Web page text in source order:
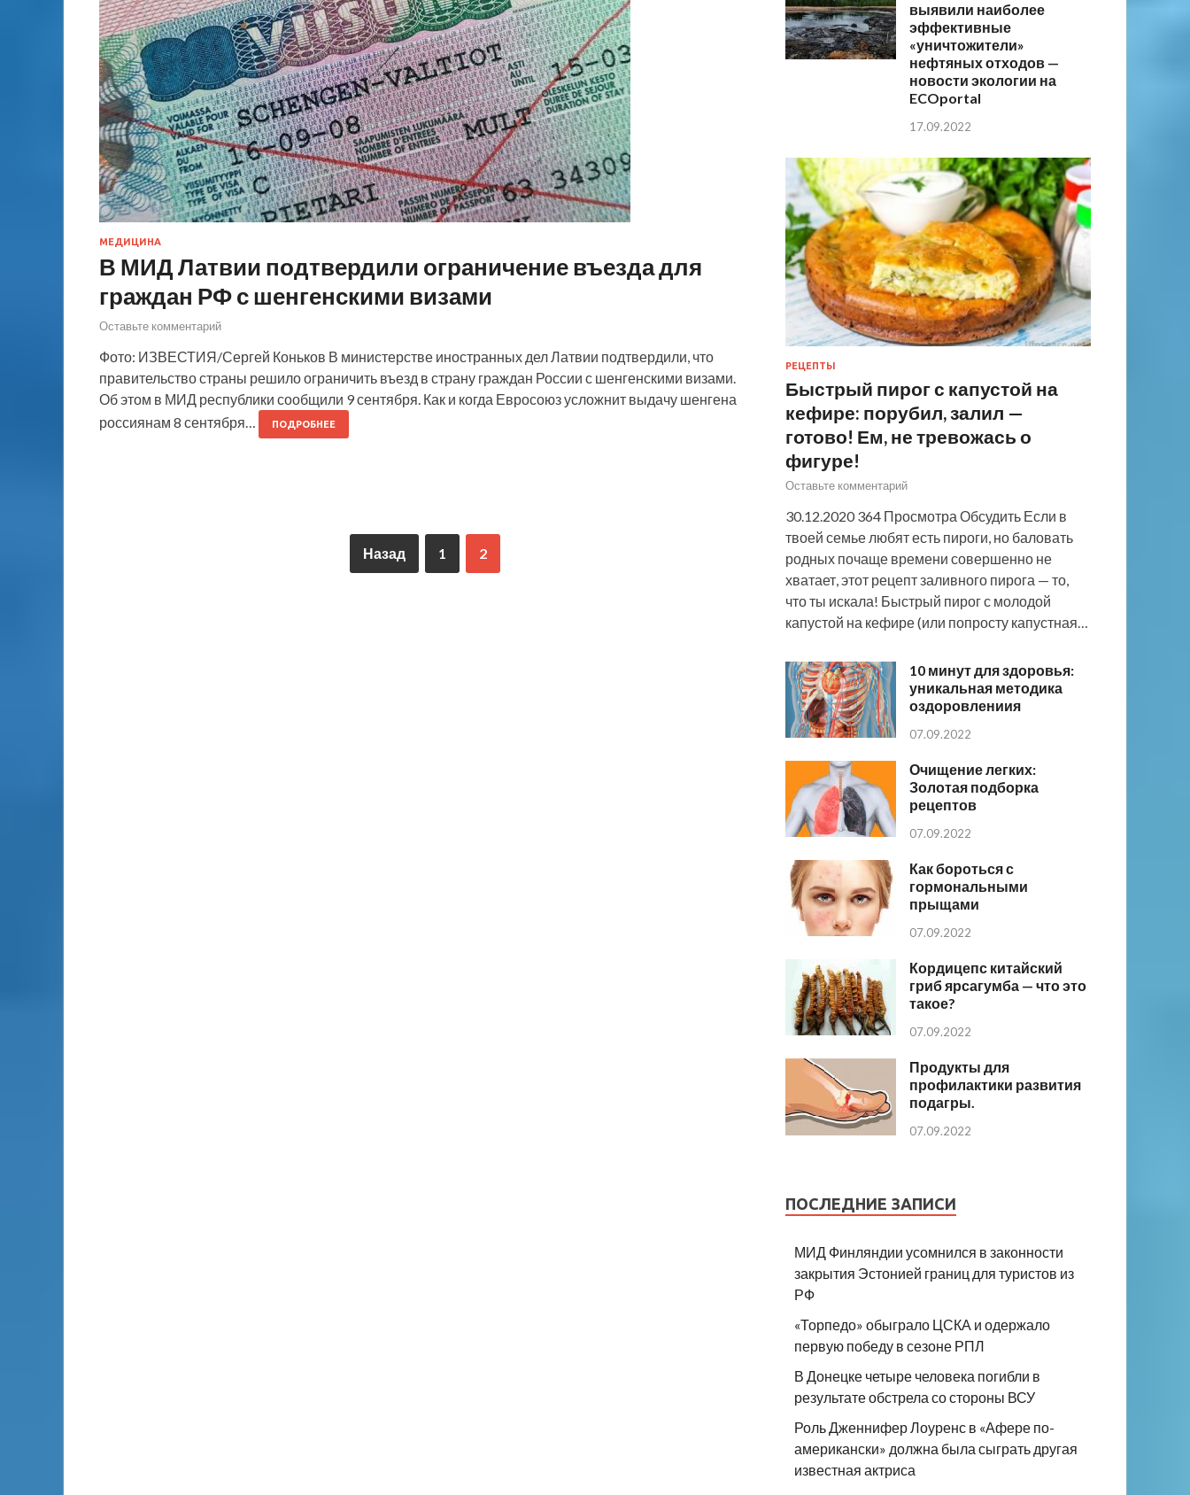
МЕДИЦИНА
В МИД Латвии подтвердили ограничение въезда для
граждан РФ с шенгенскими визами
Оставьте комментарий
Фото: ИЗВЕСТИЯ/Сергей Коньков В министерстве иностранных дел Латвии подтвердили, что
правительство страны решило ограничить въезд в страну граждан России с шенгенскими визами.
Об этом в МИД республики сообщили 9 сентября. Как и когда Евросоюз усложнит выдачу шенгена
россиянам 8 сентября…
ПОДРОБНЕЕ
Назад 1 2
выявили наиболее
эффективные
«уничтожители»
нефтяных отходов —
новости экологии на
ECOportal
17.09.2022
РЕЦЕПТЫ
Быстрый пирог с капустой на
кефире: порубил, залил —
готово! Ем, не тревожась о
фигуре!
Оставьте комментарий
30.12.2020 364 Просмотра Обсудить Если в
твоей семье любят есть пироги, но баловать
родных почаще времени совершенно не
хватает, этот рецепт заливного пирога — то,
что ты искала! Быстрый пирог с молодой
капустой на кефире (или попросту капустная…
10 минут для здоровья:
уникальная методика
оздоровлениия
07.09.2022
Очищение легких:
Золотая подборка
рецептов
07.09.2022
Как бороться с
гормональными
прыщами
07.09.2022
Кордицепс китайский
гриб ярсагумба — что это
такое?
07.09.2022
Продукты для
профилактики развития
подагры.
07.09.2022
ПОСЛЕДНИЕ ЗАПИСИ
МИД Финляндии усомнился в законности
закрытия Эстонией границ для туристов из
РФ
«Торпедо» обыграло ЦСКА и одержало
первую победу в сезоне РПЛ
В Донецке четыре человека погибли в
результате обстрела со стороны ВСУ
Роль Дженнифер Лоуренс в «Афере по-
американски» должна была сыграть другая
известная актриса